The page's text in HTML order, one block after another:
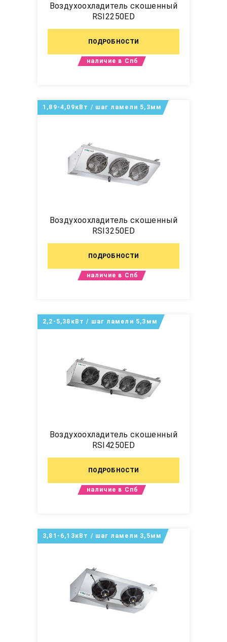
Воздухоохладитель скошенный
RSI2250ED
ПОДРОБНОСТИ
наличие в Спб
Воздухоохладитель скошенный
RSI3250ED
ПОДРОБНОСТИ
1,89-4,09кВт / шаг ламели 5,3мм
наличие в Спб
Воздухоохладитель скошенный
RSI4250ED
ПОДРОБНОСТИ
2,2-5,38кВт / шаг ламели 5,3мм
наличие в Спб
3,81-6,13кВт / шаг ламели 3,5мм